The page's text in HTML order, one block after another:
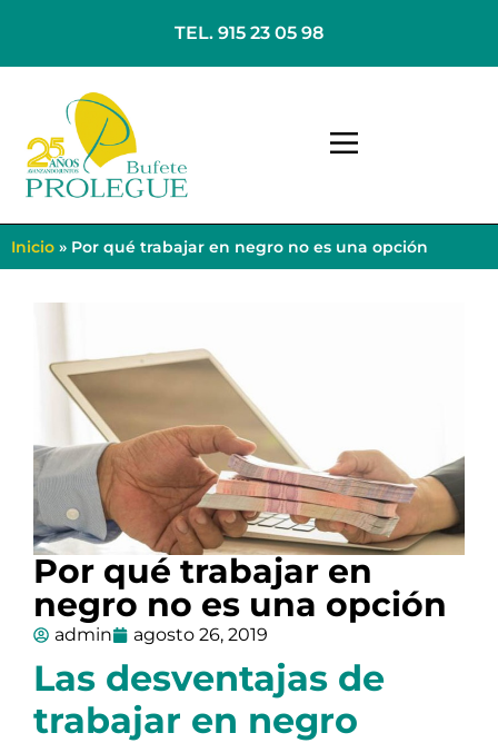
TEL. 915 23 05 98
Inicio » Por qué trabajar en negro no es una opción
Por qué trabajar en
negro no es una opción
admin agosto 26, 2019
Las desventajas de
trabajar en negro